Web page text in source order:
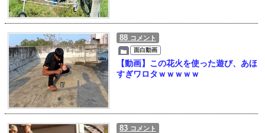
88 コメント
面白動画
【動画】この花火を使った遊び、あほ
すぎワロタｗｗｗｗｗ
83 コメント